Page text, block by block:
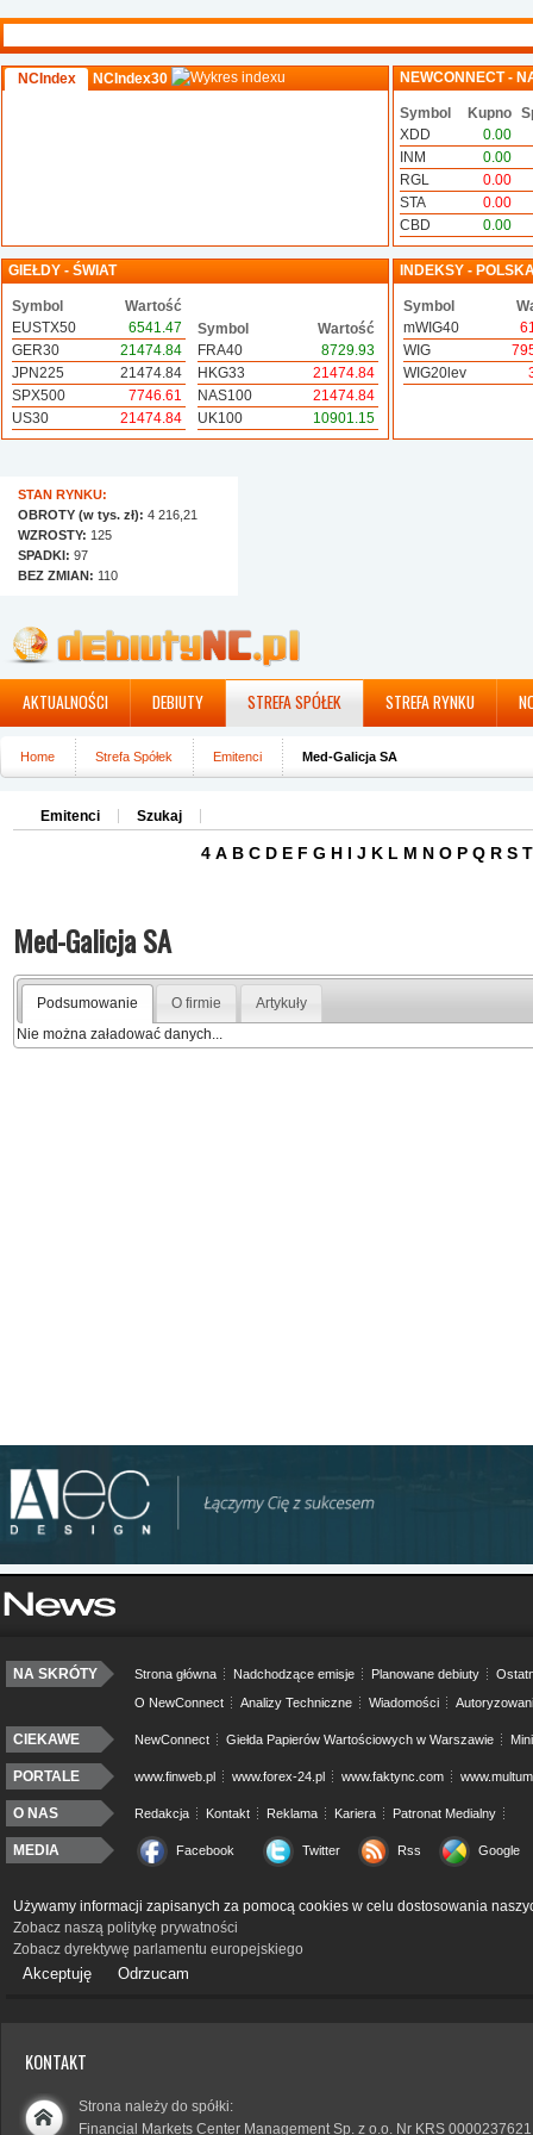
NCIndex NCIndex30 NEWCONNECT -
Symbol Kupno
XDD
0.00
INM
0.00
RGL
0.00
STA
0.00
CBD
0.00
GIEŁDY - ŚWIAT
Symbol
Wartość
EUSTX50
6541.47
GER30
21474.84
JPN225
21474.84
SPX500
7746.61
US30
21474.84
Symbol
Wartość
FRA40
8729.93
HKG33
21474.84
NAS100
21474.84
UK100
10901.15
INDEKSY -
Symbol
mWIG40
WIG
WIG20lev
STAN RYNKU:
OBROTY (w tys. zł): 4 216,21
WZROSTY: 125
SPADKI: 97
BEZ ZMIAN: 110
AKTUALNOŚCI DEBIUTY STREFA SPÓŁEK STREFA RYNKU
Home Strefa Spółek Emitenci Med-Galicja SA
Emitenci Szukaj
4 A B C D E F G H I J K L M N O P Q R S T
Med-Galicja SA
Podsumowanie O firmie
Artykuły
Nie można załadować danych...
NA SKRÓTY Strona główna Nadchodzące emisje Planowane debiuty
O NewConnect
Analizy Techniczne Wiadomości
CIEKAWE NewConnect Giełda Papierów Wartościowych w Warszawie
PORTALE www.finweb.pl www.forex-24.pl www.faktync.com
O NAS Redakcja Kontakt Reklama Kariera Patronat Medialny
MEDIA Facebook Twitter Rss Google
Używamy informacji zapisanych za pomocą cookies w celu dostosowania
Zobacz naszą politykę prywatności
Zobacz dyrektywę parlamentu europejskiego
Akceptuję Odrzucam
KONTAKT
Strona należy do spółki:
Financial Markets Center Management Sp. z o.o. Nr KRS 0000237621